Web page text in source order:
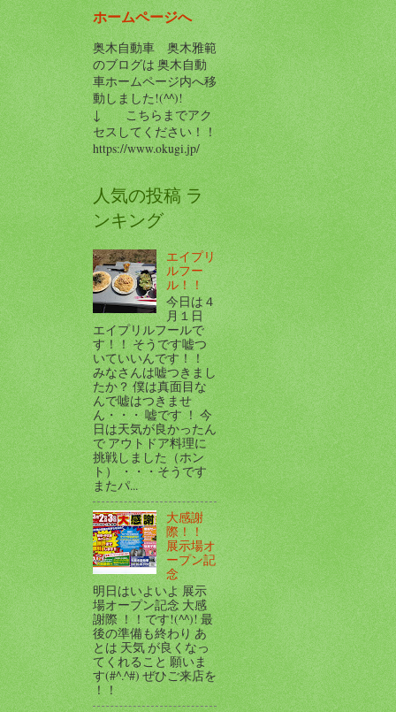
ホームページへ
奥木自動車 奥木雅範
のブログは 奥木自動
車ホームページ内へ移
動しました!(^^)!
↓ こちらまでアク
セスしてください！！
https://www.okugi.jp/
人気の投稿 ラ
ンキング
エイプリ
ルフー
ル！！
今日は４
月１日
エイプリルフールで
す！！ そうです嘘つ
いていいんです！！
みなさんは嘘つきまし
たか？ 僕は真面目な
んで嘘はつきませ
ん・・・ 嘘です ！ 今
日は天気が良かったん
で アウトドア料理に
挑戦しました（ホン
ト） ・・・そうです
またパ...
大感謝
際！！
展示場オ
ープン記
念
明日はいよいよ 展示
場オープン記念 大感
謝際 ！！です!(^^)! 最
後の準備も終わり あ
とは 天気 が良くなっ
てくれること 願いま
す(#^.^#) ぜひご来店を
！！